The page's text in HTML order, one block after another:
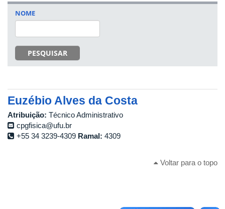
NOME
PESQUISAR
Euzébio Alves da Costa
Atribuição: Técnico Administrativo
cpgfisica@ufu.br
+55 34 3239-4309 Ramal: 4309
Voltar para o topo